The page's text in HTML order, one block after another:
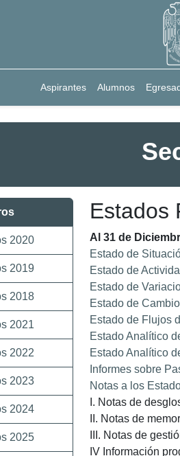
Aspirantes Alumnos
2020
2019
2018
2021
2022
2023
2024
2025
Estados
Al 31 de
Estado de
Estado de
Estado de
Estado de
Estado de Flujos
Estado Analítico
Estado Analítico
Informes sobre
Notas a los
I. Notas de
II. Notas de
III. Notas de
IV Información